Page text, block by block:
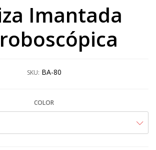
Imantada
SKU: BA-80
COLOR